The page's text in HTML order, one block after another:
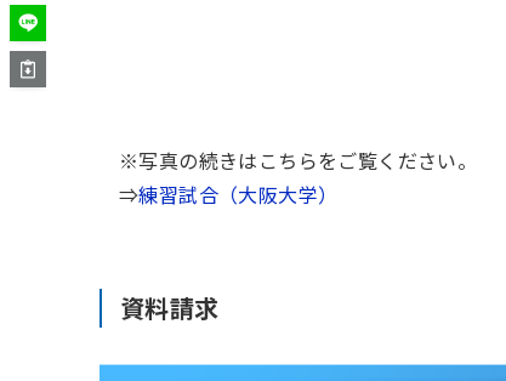
※写真の続きはこちらをご覧ください。
⇒練習試合（大阪大学）
資料請求